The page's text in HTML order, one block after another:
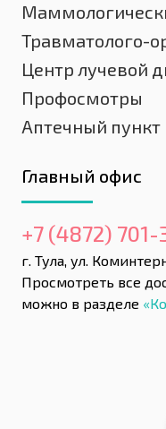
Травматолого-
Центр лучевой
Профосмотры
Аптечный пункт
Главный офис
+7 (4872) 701-
г. Тула, ул.
Просмотреть все
можно в разделе